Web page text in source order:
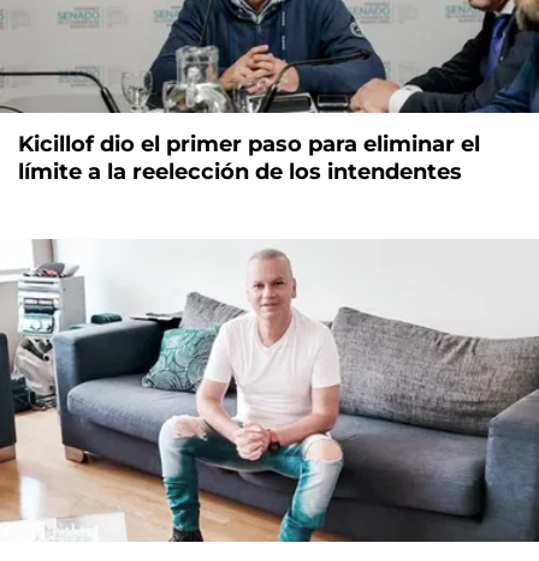
Kicillof dio el primer paso para eliminar el
límite a la reelección de los intendentes